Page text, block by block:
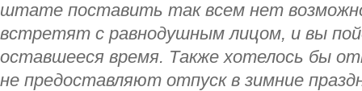
штате поставить так всем нет
встретят с равнодушным лицом, и вы
оставшееся время. Также хотелось бы
не предоставляют отпуск в зимние